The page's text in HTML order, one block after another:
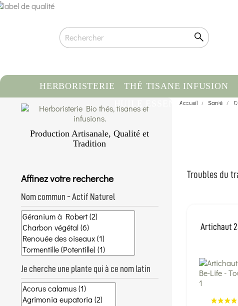
HERBORISTERIE THÉ TISANE INFUSION
HUILE ESSENTIELLE
Production Artisanale, Qualité et
Tradition
Conditionnement artisanal à la main
Affinez votre recherche
Nom commun - Actif Naturel
Je cherche une plante qui à ce nom latin
Accueil Santé
Troubles du
Artichaut